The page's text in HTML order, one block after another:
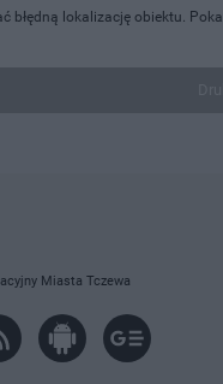
lokalizację obiektu.
Miasta Tczewa